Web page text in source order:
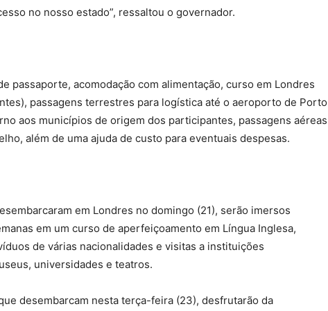
no nosso estado”, ressaltou o governador.
passaporte, acomodação com alimentação, curso em Londres
passagens terrestres para logística até o aeroporto de Porto
aos municípios de origem dos participantes, passagens aéreas
além de uma ajuda de custo para eventuais despesas.
em Londres no domingo (21), serão imersos
em um curso de aperfeiçoamento em Língua Inglesa,
de várias nacionalidades e visitas a instituições
universidades e teatros.
desembarcam nesta terça-feira (23), desfrutarão da